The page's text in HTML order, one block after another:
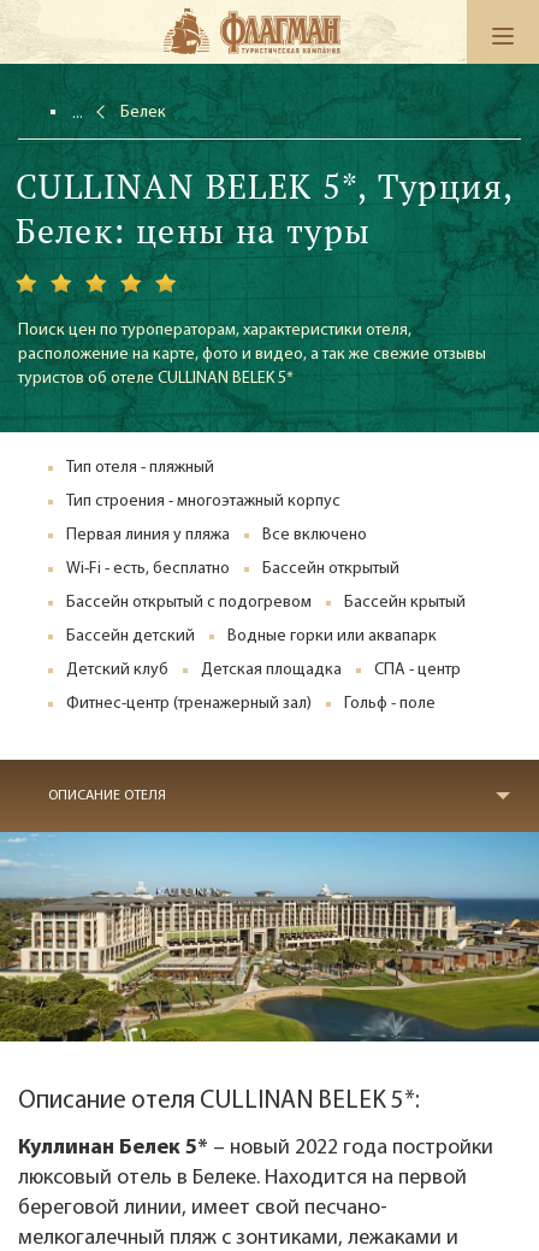
Белек
CULLINAN BELEK 5*, Турция,
Белек: цены на туры
Поиск цен по туроператорам, характеристики отеля,
расположение на карте, фото и видео, а так же свежие отзывы
туристов об отеле CULLINAN BELEK 5*
Тип отеля - пляжный
Тип строения - многоэтажный корпус
Первая линия у пляжа
Все включено
Wi-Fi - есть, бесплатно
Бассейн открытый
Бассейн открытый с подогревом
Бассейн крытый
Бассейн детский
Водные горки или аквапарк
Детский клуб
Детская площадка
СПА - центр
Фитнес-центр (тренажерный зал)
Гольф - поле
ОПИСАНИЕ ОТЕЛЯ
Описание отеля CULLINAN BELEK 5*:
Куллинан Белек 5* – новый 2022 года постройки
люксовый отель в Белеке. Находится на первой
береговой линии, имеет свой песчано-
мелкогалечный пляж с зонтиками, лежаками и